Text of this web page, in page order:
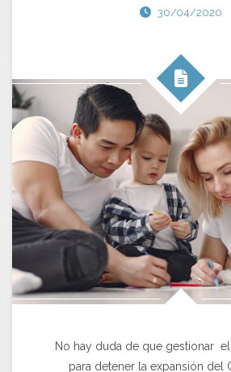
30/04/2020
No hay duda de que gestionar
para detener la expansión del